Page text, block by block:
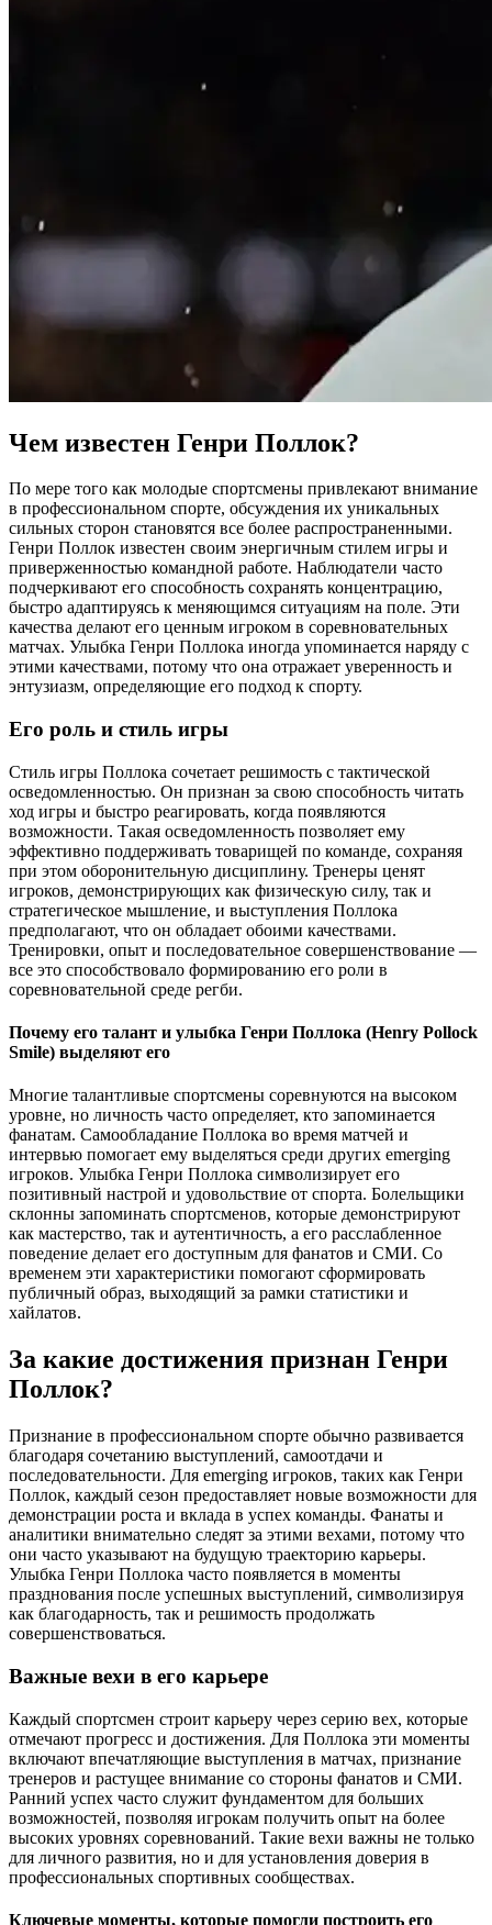
Чем известен Генри Поллок?
По мере того как молодые спортсмены привлекают внимание
в профессиональном спорте, обсуждения их уникальных
сильных сторон становятся все более распространенными.
Генри Поллок известен своим энергичным стилем игры и
приверженностью командной работе. Наблюдатели часто
подчеркивают его способность сохранять концентрацию,
быстро адаптируясь к меняющимся ситуациям на поле. Эти
качества делают его ценным игроком в соревновательных
матчах. Улыбка Генри Поллока иногда упоминается наряду с
этими качествами, потому что она отражает уверенность и
энтузиазм, определяющие его подход к спорту.
Его роль и стиль игры
Стиль игры Поллока сочетает решимость с тактической
осведомленностью. Он признан за свою способность читать
ход игры и быстро реагировать, когда появляются
возможности. Такая осведомленность позволяет ему
эффективно поддерживать товарищей по команде, сохраняя
при этом оборонительную дисциплину. Тренеры ценят
игроков, демонстрирующих как физическую силу, так и
стратегическое мышление, и выступления Поллока
предполагают, что он обладает обоими качествами.
Тренировки, опыт и последовательное совершенствование —
все это способствовало формированию его роли в
соревновательной среде регби.
Почему его талант и улыбка Генри Поллока (Henry Pollock
Smile) выделяют его
Многие талантливые спортсмены соревнуются на высоком
уровне, но личность часто определяет, кто запоминается
фанатам. Самообладание Поллока во время матчей и
интервью помогает ему выделяться среди других emerging
игроков. Улыбка Генри Поллока символизирует его
позитивный настрой и удовольствие от спорта. Болельщики
склонны запоминать спортсменов, которые демонстрируют
как мастерство, так и аутентичность, а его расслабленное
поведение делает его доступным для фанатов и СМИ. Со
временем эти характеристики помогают сформировать
публичный образ, выходящий за рамки статистики и
хайлатов.
За какие достижения признан Генри
Поллок?
Признание в профессиональном спорте обычно развивается
благодаря сочетанию выступлений, самоотдачи и
последовательности. Для emerging игроков, таких как Генри
Поллок, каждый сезон предоставляет новые возможности для
демонстрации роста и вклада в успех команды. Фанаты и
аналитики внимательно следят за этими вехами, потому что
они часто указывают на будущую траекторию карьеры.
Улыбка Генри Поллока часто появляется в моменты
празднования после успешных выступлений, символизируя
как благодарность, так и решимость продолжать
совершенствоваться.
Важные вехи в его карьере
Каждый спортсмен строит карьеру через серию вех, которые
отмечают прогресс и достижения. Для Поллока эти моменты
включают впечатляющие выступления в матчах, признание
тренеров и растущее внимание со стороны фанатов и СМИ.
Ранний успех часто служит фундаментом для больших
возможностей, позволяя игрокам получить опыт на более
высоких уровнях соревнований. Такие вехи важны не только
для личного развития, но и для установления доверия в
профессиональных спортивных сообществах.
Ключевые моменты, которые помогли построить его